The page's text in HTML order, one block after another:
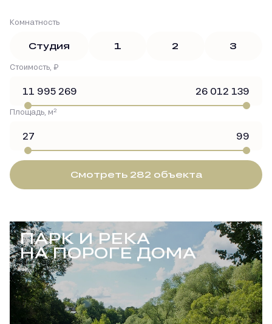
Комнатность
Студия 1 2 3
Стоимость, ₽
Площадь, м2
Смотреть 282 объекта
ПАРК И РЕКА
НА ПОРОГЕ ДОМА